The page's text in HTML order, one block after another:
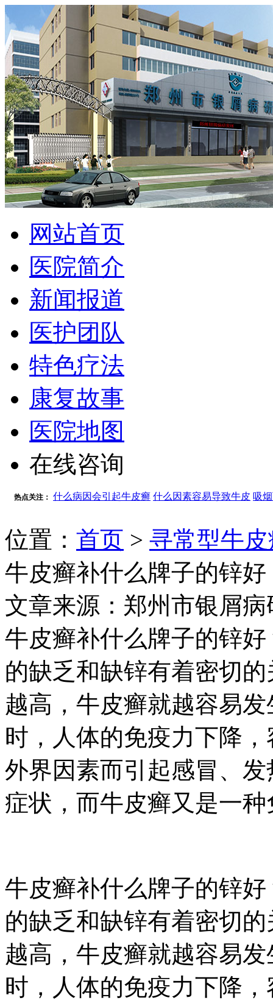
网站首页
医院简介
新闻报道
医护团队
特色疗法
康复故事
医院地图
在线咨询
热点关注： 什么病因会引起牛皮癣 什么因素容易导致牛皮 吸
位置： 首页 > 寻常型牛
牛皮癣补什么牌子的锌好
文章来源：郑州市银屑病
牛皮癣补什么牌子的锌
的缺乏和缺锌有着密切
越高，牛皮癣就越容易
时，人体的免疫力下降
外界因素而引起感冒、
症状，而牛皮癣又是一
牛皮癣补什么牌子的锌
的缺乏和缺锌有着密切
越高，牛皮癣就越容易
时，人体的免疫力下降